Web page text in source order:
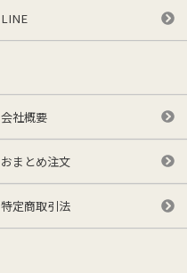
LINE
会社概要
おまとめ注文
特定商取引法